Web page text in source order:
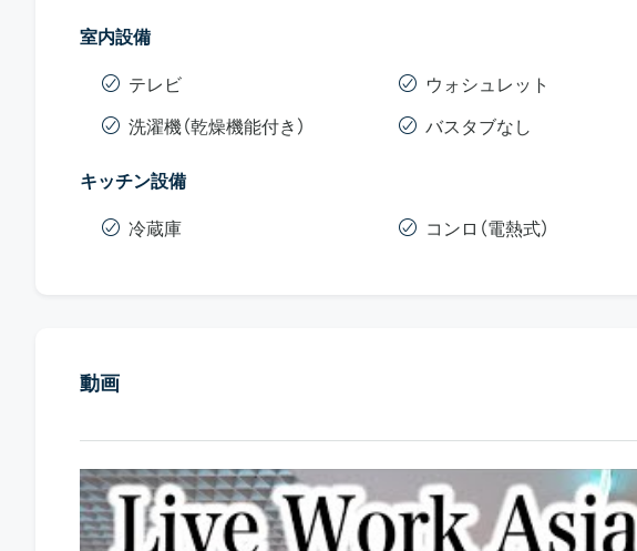
室内設備
テレビ
洗濯機（乾燥機能付き）
ウォシュレット
バスタブなし
キッチン設備
冷蔵庫 コンロ（電熱式）
動画